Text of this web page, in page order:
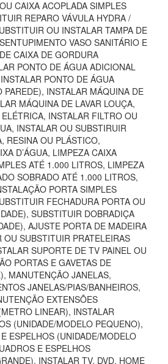
CAIXA ACOPLADA SIMPLES
REPARO VÁVULA HYDRA /
OU INSTALAR TAMPA DE
VASO SANITÁRIO E
CAIXA DE GORDURA
PONTO DE ÁGUA ADICIONAL
PONTO DE ÁGUA
INSTALAR MÁQUINA DE
MÁQUINA DE LAVAR LOUÇA,
INSTALAR FILTRO OU
INSTALAR OU SUBSTIRUIR
RESINA OU PLÁSTICO,
D’ÁGUA, LIMPEZA CAIXA
ATÉ 1.000 LITROS, LIMPEZA
SOBRADO ATÉ 1.000 LITROS,
PORTA SIMPLES
FECHADURA PORTA OU
SUBSTITUIR DOBRADIÇA
AJUSTE PORTA DE MADEIRA
OU SUBSTITUIR PRATELEIRAS
SUPORTE DE TV PAINEL OU
PORTAS E GAVETAS DE
MANUTENÇÃO JANELAS,
JANELAS/PIAS/BANHEIROS,
EXTENSÕES
LINEAR), INSTALAR
(UNIDADE/MODELO PEQUENO),
ESPELHOS (UNIDADE/MODELO
E ESPELHOS
INSTALAR TV, DVD, HOME